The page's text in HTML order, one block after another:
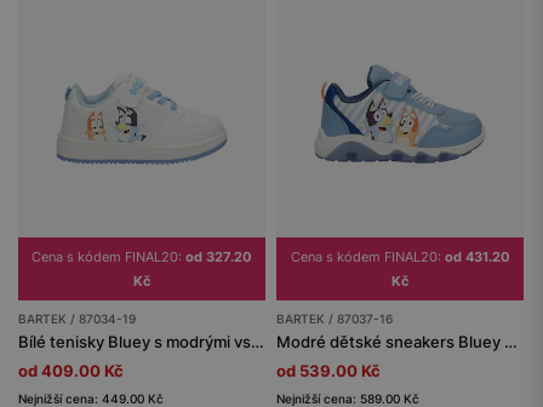
Cena s kódem FINAL20: od 327.20
Kč
BARTEK / 87034-19
Bílé tenisky Bluey s modrými vsadkami BARTEK 87034-19
od 409.00 Kč
Nejnižší cena: 449.00 Kč
Cena s kódem FINAL20: od 431.20
Kč
BARTEK / 87037-16
Modré dětské sneakers Bluey a Chilli se svítící podrážkou BARTEK 87037-16
od 539.00 Kč
Nejnižší cena: 589.00 Kč